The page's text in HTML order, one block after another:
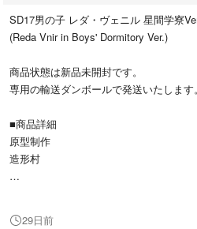
SD17男の子 レダ・ヴェニル 星間学寮
(Reda Vnir in Boys' Dormitory Ver.)
商品状態は新品未開封です。
専用の輸送ダンボールで発送いたします。
■商品詳細
原型制作
造形村
29日前